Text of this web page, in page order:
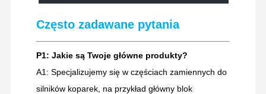
Często zadawane pytania
P1: Jakie są Twoje główne produkty?
A1: Specjalizujemy się w częściach zamiennych do
silników koparek, na przykład główny blok